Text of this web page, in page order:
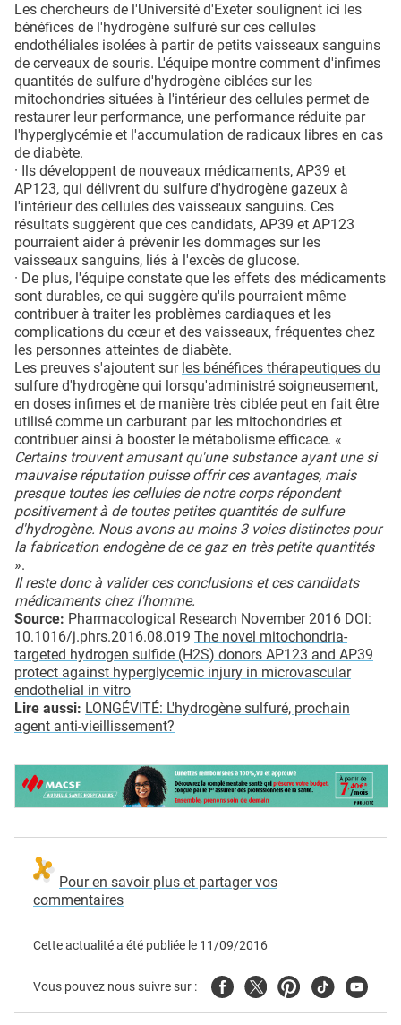
Les chercheurs de l'Université d'Exeter soulignent ici les
bénéfices de l'hydrogène sulfuré sur ces cellules
endothéliales isolées à partir de petits vaisseaux sanguins
de cerveaux de souris. L'équipe montre comment d'infimes
quantités de sulfure d'hydrogène ciblées sur les
mitochondries situées à l'intérieur des cellules permet de
restaurer leur performance, une performance réduite par
l'hyperglycémie et l'accumulation de radicaux libres en cas
de diabète.
· Ils développent de nouveaux médicaments, AP39 et
AP123, qui délivrent du sulfure d'hydrogène gazeux à
l'intérieur des cellules des vaisseaux sanguins. Ces
résultats suggèrent que ces candidats, AP39 et AP123
pourraient aider à prévenir les dommages sur les
vaisseaux sanguins, liés à l'excès de glucose.
· De plus, l'équipe constate que les effets des médicaments
sont durables, ce qui suggère qu'ils pourraient même
contribuer à traiter les problèmes cardiaques et les
complications du cœur et des vaisseaux, fréquentes chez
les personnes atteintes de diabète.
Les preuves s'ajoutent sur les bénéfices thérapeutiques du
sulfure d'hydrogène qui lorsqu'administré soigneusement,
en doses infimes et de manière très ciblée peut en fait être
utilisé comme un carburant par les mitochondries et
contribuer ainsi à booster le métabolisme efficace. «
Certains trouvent amusant qu'une substance ayant une si
mauvaise réputation puisse offrir ces avantages, mais
presque toutes les cellules de notre corps répondent
positivement à de toutes petites quantités de sulfure
d'hydrogène. Nous avons au moins 3 voies distinctes pour
la fabrication endogène de ce gaz en très petite quantités
».
Il reste donc à valider ces conclusions et ces candidats
médicaments chez l'homme.
Source: Pharmacological Research November 2016 DOI:
10.1016/j.phrs.2016.08.019 The novel mitochondria-
targeted hydrogen sulfide (H2S) donors AP123 and AP39
protect against hyperglycemic injury in microvascular
endothelial in vitro
Lire aussi: LONGÉVITÉ: L'hydrogène sulfuré, prochain
agent anti-vieillissement?
Pour en savoir plus et partager vos
commentaires
Cette actualité a été publiée le 11/09/2016
Vous pouvez nous suivre sur : FacebookTwitterPinterest
TiktokYoutube